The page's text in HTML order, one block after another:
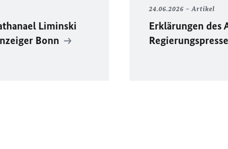
Liminski
Bonn
24.06.2026 Artikel
Erklärungen des